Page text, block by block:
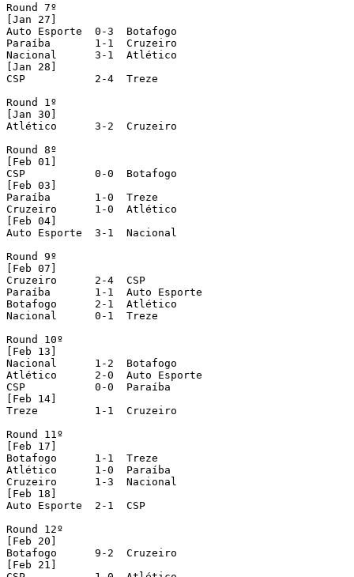
Round 7º
[Jan 27]
Auto Esporte  0-3  Botafogo
Paraíba       1-1  Cruzeiro
Nacional      3-1  Atlético
[Jan 28]
CSP           2-4  Treze
Round 1º
[Jan 30]
Atlético      3-2  Cruzeiro
Round 8º
[Feb 01]
CSP           0-0  Botafogo
[Feb 03]
Paraíba       1-0  Treze
Cruzeiro      1-0  Atlético
[Feb 04]
Auto Esporte  3-1  Nacional
Round 9º
[Feb 07]
Cruzeiro      2-4  CSP
Paraíba       1-1  Auto Esporte
Botafogo      2-1  Atlético
Nacional      0-1  Treze
Round 10º
[Feb 13]
Nacional      1-2  Botafogo
Atlético      2-0  Auto Esporte
CSP           0-0  Paraíba
[Feb 14]
Treze         1-1  Cruzeiro
Round 11º
[Feb 17]
Botafogo      1-1  Treze
Atlético      1-0  Paraíba
Cruzeiro      1-3  Nacional
[Feb 18]
Auto Esporte  2-1  CSP
Round 12º
[Feb 20]
Botafogo      9-2  Cruzeiro
[Feb 21]